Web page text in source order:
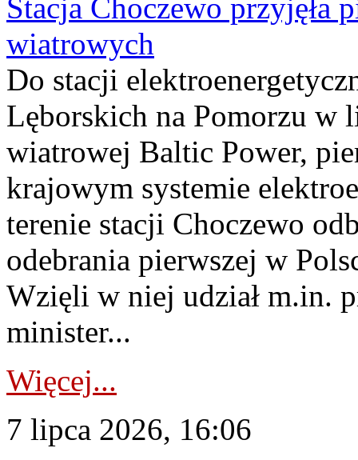
Stacja Choczewo przyjęła
wiatrowych
Do stacji
Lęborskich na Pomorzu w
wiatrowej Baltic Power,
krajowym systemie
terenie stacji Choczewo
odebrania pierwszej w
Wzięli w niej udział m.in.
minister...
Więcej...
7 lipca 2026, 16:06